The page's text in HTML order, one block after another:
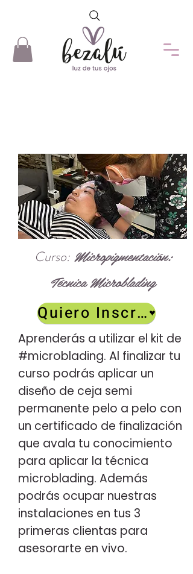
Curso:Micropigmentación:
Técnica Microblading
Quiero Inscribirme
Aprenderás a utilizar el kit de
#microblading. Al finalizar tu
curso podrás aplicar un
diseño de ceja semi
permanente pelo a pelo con
un certificado de finalización
que avala tu conocimiento
para aplicar la técnica
microblading. Además
podrás ocupar nuestras
instalaciones en tus 3
primeras clientas para
asesorarte en vivo.